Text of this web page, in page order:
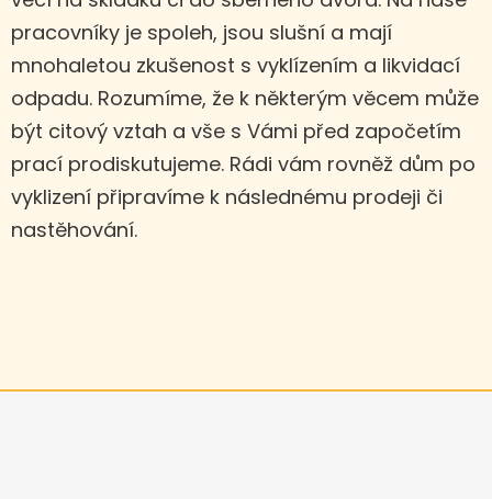
pracovníky je spoleh, jsou slušní a mají
mnohaletou zkušenost s vyklízením a likvidací
odpadu. Rozumíme, že k některým věcem může
být citový vztah a vše s Vámi před započetím
prací prodiskutujeme. Rádi vám rovněž dům po
vyklizení připravíme k následnému prodeji či
nastěhování.